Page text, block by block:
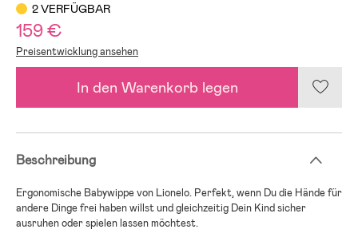
2 VERFÜGBAR
159 €
Preisentwicklung ansehen
In den Warenkorb legen
Beschreibung
Ergonomische Babywippe von Lionelo. Perfekt, wenn Du die Hände für
andere Dinge frei haben willst und gleichzeitig Dein Kind sicher
ausruhen oder spielen lassen möchtest.